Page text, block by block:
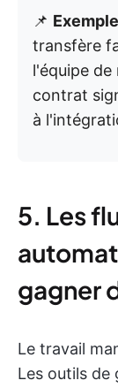
📌 Exemple
transfère
l'équipe
contrat
à
5. Les
gagner
Le travail
Les outils de